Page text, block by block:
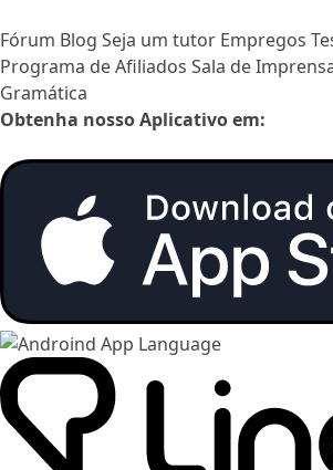
Fórum Blog Seja um tutor Empregos
Programa de Afiliados Sala de
Gramática
Obtenha nosso Aplicativo em: